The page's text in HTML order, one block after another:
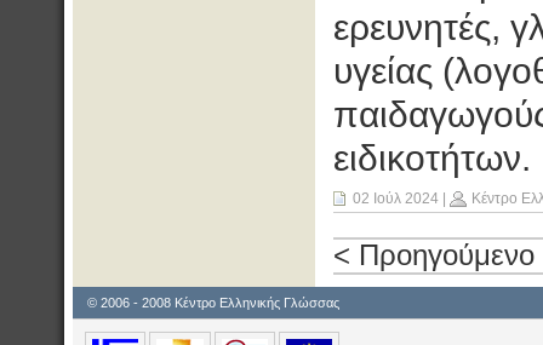
ερευνητές,
υγείας
ειδικοτήτων.
02 Ιούλ 2024 Κέντρο
< Προηγούμενο
© 2006 - 2008 Κέντρο Ελληνικής Γλώσσας